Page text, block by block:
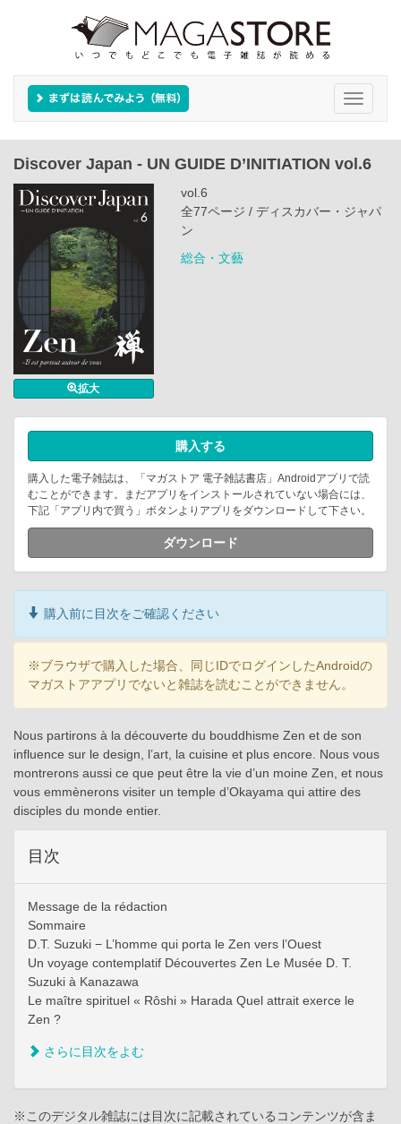
Toggle
Discover Japan - UN GUIDE D’INITIATION vol.6
拡大
vol.6
全77ページ / ディスカバー・ジャパ
ン
総合・文藝
購入する
購入した電子雑誌は、「マガストア 電子雑誌書店」Androidアプリで読
むことができます。まだアプリをインストールされていない場合には、
下記「アプリ内で買う」ボタンよりアプリをダウンロードして下さい。
ダウンロード
購入前に目次をご確認ください
※ブラウザで購入した場合、同じIDでログインしたAndroidの
マガストアアプリでないと雑誌を読むことができません。
Nous partirons à la découverte du bouddhisme Zen et de son
influence sur le design, l’art, la cuisine et plus encore. Nous vous
montrerons aussi ce que peut être la vie d’un moine Zen, et nous
vous emmènerons visiter un temple d’Okayama qui attire des
disciples du monde entier.
目次
Message de la rédaction
Sommaire
D.T. Suzuki − L’homme qui porta le Zen vers l’Ouest
Un voyage contemplatif Découvertes Zen Le Musée D. T.
Suzuki à Kanazawa
Le maître spirituel « Rôshi » Harada Quel attrait exerce le
Zen ?
さらに目次をよむ
※このデジタル雑誌には目次に記載されているコンテンツが含ま